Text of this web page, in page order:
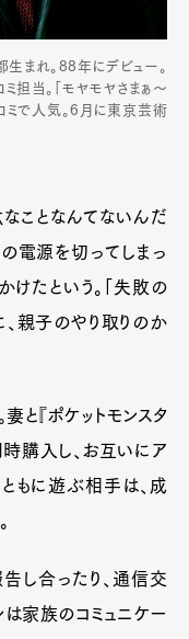
まれ。88年にデビュー。
担当。「モヤモヤさまぁ〜
ミで人気。6月に東京芸術
ことなんてないんだ
の電源を切ってしまっ
けたという。「失敗の
、親子のやり取りのか
と『ポケットモンスタ
時購入し、お互いにア
ともに遊ぶ相手は、成
告し合ったり、通信交
は家族のコミュニケー